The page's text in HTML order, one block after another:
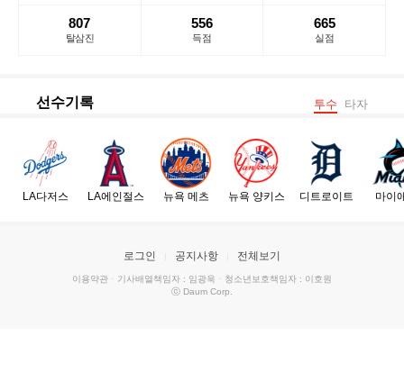
탈삼진
807
득점
556
실점
665
선수기록 투수 타자
LA다저스 LA에인절스 뉴욕 메츠 뉴욕 양키스 디트로이트 마이
로그인 공지사항 전체보기
이용약관 · 기사배열책임자 : 임광욱 · 청소년보호책임자 : 이호원
ⓒ Daum Corp.